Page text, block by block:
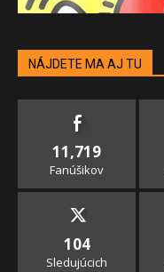
NÁJDETE MA AJ TU
11,719
Fanúšikov
104
Sledujúcich